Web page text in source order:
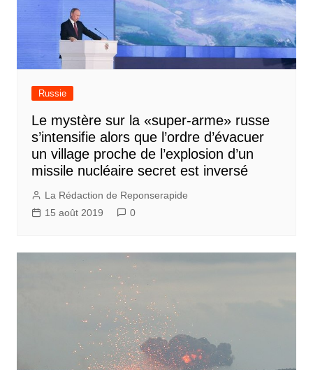
Russie
Le mystère sur la «super-arme» russe
s’intensifie alors que l’ordre d’évacuer
un village proche de l’explosion d’un
missile nucléaire secret est inversé
La Rédaction de Reponserapide
15 août 2019
0